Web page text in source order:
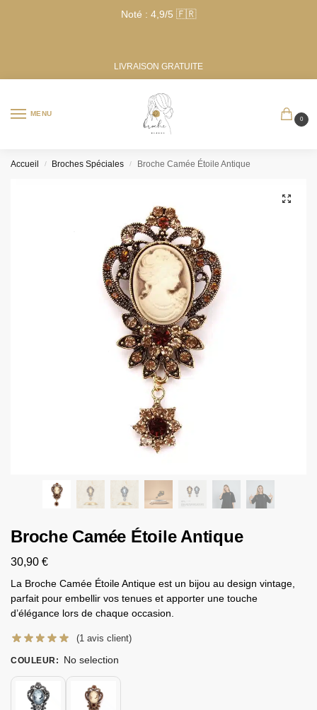
Noté : 4,9/5 🇫🇷
LIVRAISON GRATUITE
MENU
0
Accueil / Broches Spéciales / Broche Camée Étoile Antique
Broche Camée Étoile Antique
30,90 €
La Broche Camée Étoile Antique est un bijou au design vintage,
parfait pour embellir vos tenues et apporter une touche
d’élégance lors de chaque occasion.
(1 avis client)
COULEUR : No selection